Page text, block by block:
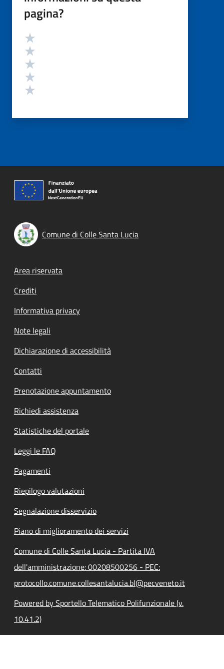
pagina?
Valutazione
Comune di Colle Santa Lucia
Footer menu
Area riservata
Crediti
Informativa privacy
Note legali
Dichiarazione di accessibilità
Contatti
Prenotazione appuntamento
Richiedi assistenza
Statistiche del portale
Leggi le FAQ
Pagamenti
Riepilogo valutazioni
Segnalazione disservizio
Piano di miglioramento dei servizi
Comune di Colle Santa Lucia - Partita IVA
dell'amministrazione: 00208500256 - PEC:
protocollo.comune.collesantalucia.bl@pecveneto.it
Powered by Sportello Telematico Polifunzionale (v.
10.41.2)